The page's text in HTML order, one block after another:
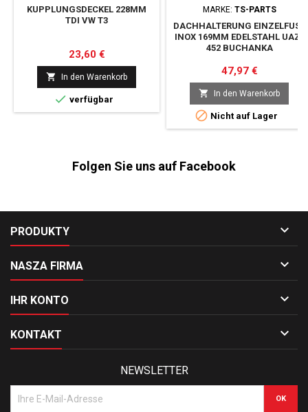
KUPPLUNGSDECKEL 228MM
TDI VW T3
Preis
23,60 €
 In den Warenkorb
 verfügbar
MARKE: TS-PARTS
DACHHALTERUNG EINZELFUSS I
NOX 169MM EDELSTAHL UAZ-4
52 BUCHANKA
Preis
47,97 €
 In den Warenkorb
 Nicht auf Lager
Folgen Sie uns auf Facebook
PRODUKTY 
NASZA FIRMA 
IHR KONTO 
KONTAKT 
NEWSLETTER